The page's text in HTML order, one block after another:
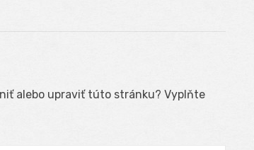
alebo upraviť túto stránku? Vyplňte